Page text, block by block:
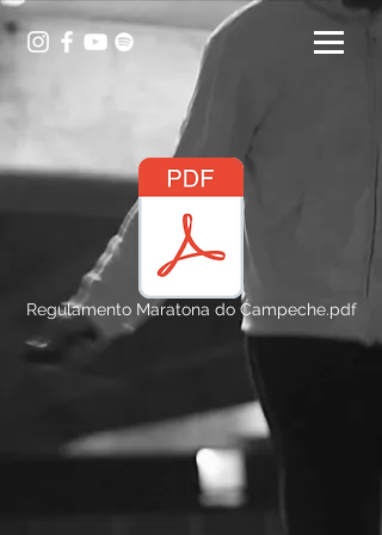
Regulamento Maratona do Campeche.pdf